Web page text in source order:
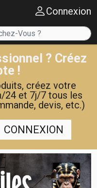
Connexion
? Créez
!
créez votre
24 et 7j/7 tous les
devis, etc.)
CONNEXION